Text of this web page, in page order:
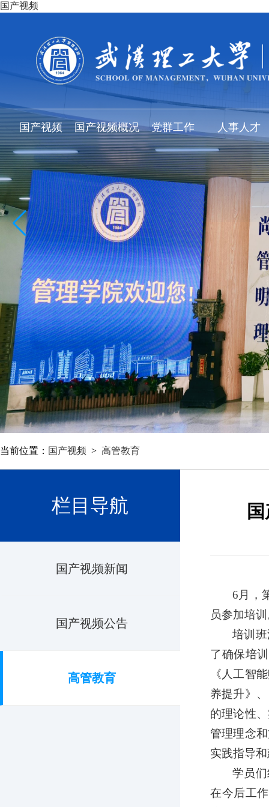
国产视频
国产视频 国产视频概况 党群工作 人事人才
当前位置： 国产视频 > 高管教育
栏目导航
国产视频新闻
国产视频公告
高管教育
6 月，
员参加培
培训
了确保培
《人工智
养提升》
的理论性
管理理念
实践指导
学员
在今后工